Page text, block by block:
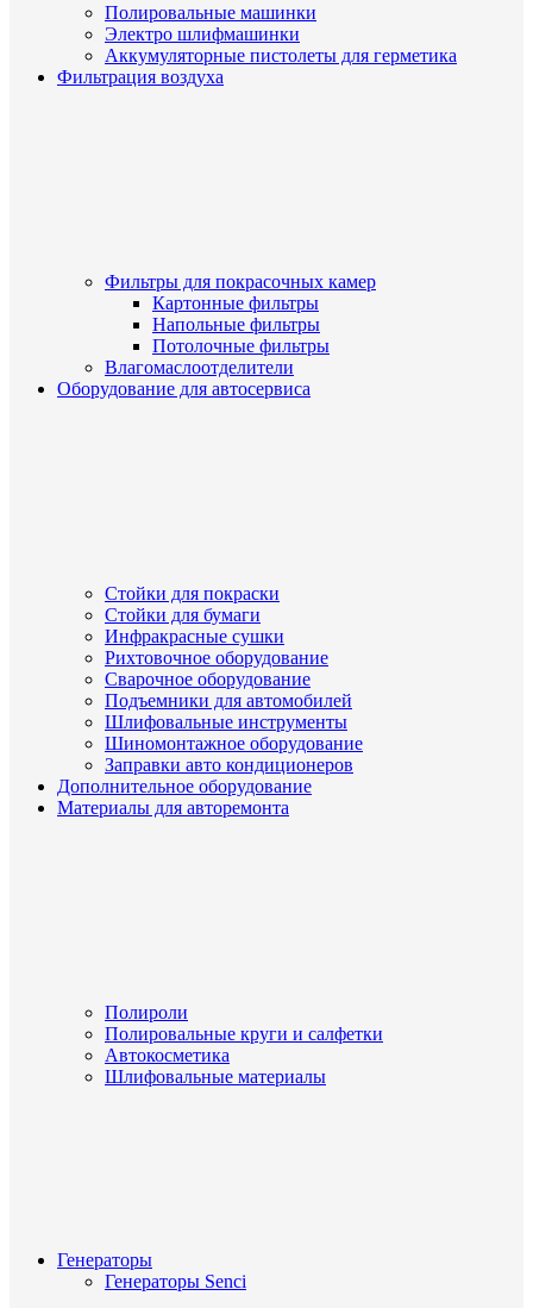
Полировальные машинки
Электро шлифмашинки
Аккумуляторные пистолеты для герметика
Фильтрация воздуха
Фильтры для покрасочных камер
Картонные фильтры
Напольные фильтры
Потолочные фильтры
Влагомаслоотделители
Оборудование для автосервиса
Стойки для покраски
Стойки для бумаги
Инфракрасные сушки
Рихтовочное оборудование
Сварочное оборудование
Подъемники для автомобилей
Шлифовальные инструменты
Шиномонтажное оборудование
Заправки авто кондиционеров
Дополнительное оборудование
Материалы для авторемонта
Полироли
Полировальные круги и салфетки
Автокосметика
Шлифовальные материалы
Генераторы
Генераторы Senci